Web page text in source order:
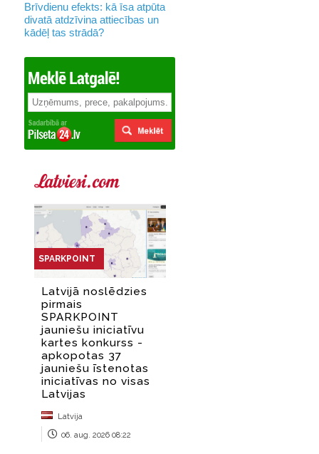
Brīvdienu efekts: kā īsa atpūta
divatā atdzīvina attiecības un
kādēļ tas strādā?